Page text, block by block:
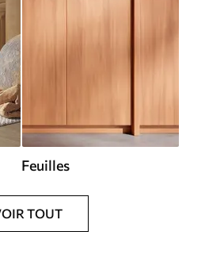
Feuilles
TOUT